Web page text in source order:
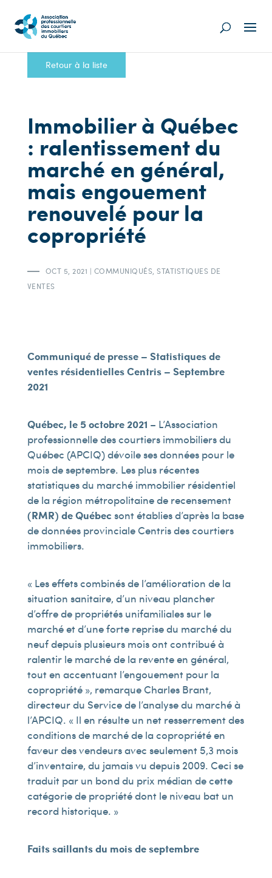
Retour à la liste
Immobilier à Québec
: ralentissement du
marché en général,
mais engouement
renouvelé pour la
copropriété
OCT 5, 2021 | COMMUNIQUÉS ,STATISTIQUES DE
VENTES
Communiqué de presse – Statistiques de
ventes résidentielles Centris – Septembre
2021
Québec, le 5 octobre 2021 – L’Association
professionnelle des courtiers immobiliers du
Québec (APCIQ) dévoile ses données pour le
mois de septembre. Les plus récentes
statistiques du marché immobilier résidentiel
de la région métropolitaine de recensement
(RMR) de Québec sont établies d’après la base
de données provinciale Centris des courtiers
immobiliers.
« Les effets combinés de l’amélioration de la
situation sanitaire, d’un niveau plancher
d’offre de propriétés unifamiliales sur le
marché et d’une forte reprise du marché du
neuf depuis plusieurs mois ont contribué à
ralentir le marché de la revente en général,
tout en accentuant l’engouement pour la
copropriété », remarque Charles Brant,
directeur du Service de l’analyse du marché à
l’APCIQ. « Il en résulte un net resserrement des
conditions de marché de la copropriété en
faveur des vendeurs avec seulement 5,3 mois
d’inventaire, du jamais vu depuis 2009. Ceci se
traduit par un bond du prix médian de cette
catégorie de propriété dont le niveau bat un
record historique. »
Faits saillants du mois de septembre